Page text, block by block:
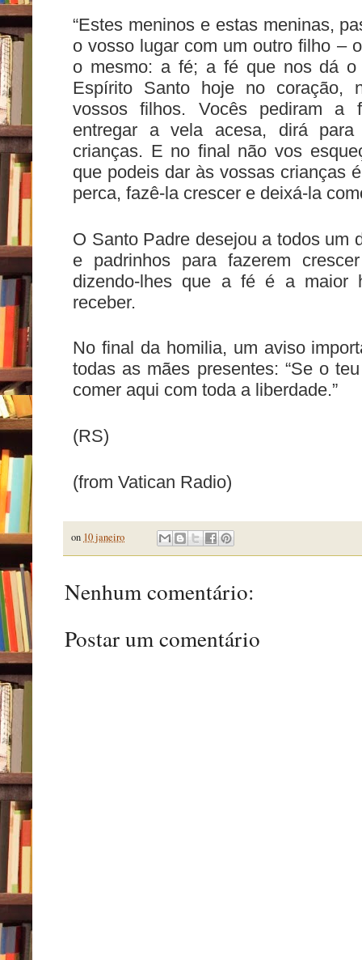
“Estes meninos e estas meninas,
o vosso lugar com um outro filho –
o mesmo: a fé; a fé que nos dá
Espírito Santo hoje no coração,
vossos filhos. Vocês pediram a
entregar a vela acesa, dirá
crianças. E no final não vos
que podeis dar às vossas crianças
perca, fazê-la crescer e deixá-la
O Santo Padre desejou a todos um
e padrinhos para fazerem
dizendo-lhes que a fé é a maior
receber.
No final da homilia, um aviso
todas as mães presentes: “Se o
comer aqui com toda a liberdade.”
(RS)
(from Vatican Radio)
on 10 janeiro
Nenhum comentário:
Postar um comentário